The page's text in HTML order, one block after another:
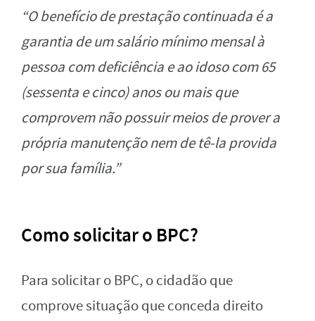
“O benefício de prestação continuada é a
garantia de um salário mínimo mensal à
pessoa com deficiência e ao idoso com 65
(sessenta e cinco) anos ou mais que
comprovem não possuir meios de prover a
própria manutenção nem de tê-la provida
por sua família.”
Como solicitar o BPC?
Para solicitar o BPC, o cidadão que
comprove situação que conceda direito